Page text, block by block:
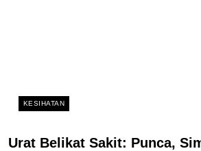
KESIHATAN
Urat Belikat Sakit: Punca,